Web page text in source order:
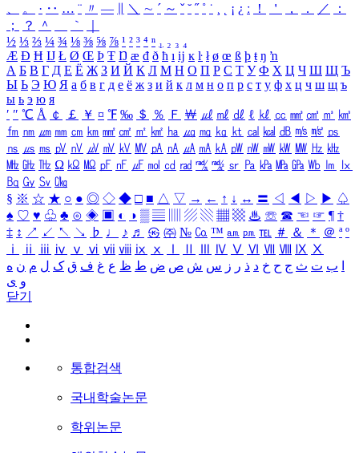
、
。 · ‥ … ¨ 〃 ― ＼ ∼ ´ ～ ˇ ˘ ˝ ˚ ˙ ¸ ¡ ¿ ː ！ ＇ ， ． ／
：
；
？ ＾ ｀
½ ⅓ ⅔ ¼ ¾ ⅛ ⅜ ⅝ ⅞ ¹ ² ³ ⁴ ⁿ ₁ ₂ ₃ ₄
Æ Ð Ħ Ĳ Ł Ø Œ Þ Ŧ Ŋ æ đ ð ħ ı ĳ ĸ ŀ ł ø œ ß þ ŧ ŋ ŉ
А Б В Г Д Е Ё Ж З И Й К Л М Н О П Р С Т У Ф Х Ц Ч Ш Щ Ъ
Ы Ь Э Ю Я а б в г д е ё ж з и й к л м н о п р с т у ф х ц ч ш щ ъ
ы ь э ю я
′ ″ ℃ Å ￠ ￡ ￥ ¤ ℉ ‰ ＄ ％ Ｆ ￦ ㎕ ㎖ ㎗ ℓ ㎘ ㏄ ㎣ ㎤ ㎥ ㎦
㎙ ㎚ ㎛ ㎜ ㎝ ㎞ ㎟ ㎠ ㎡ ㎢ ㏊ ㎍ ㎎ ㎏ ㏏ ㎈ ㎉ ㏈ ㎧ ㎨ ㎰
㎱ ㎲ ㎳ ㎴ ㎵ ㎶ ㎷ ㎸ ㎹ ㎀ ㎁ ㎂ ㎃ ㎄ ㎺ ㎻ ㎽ ㎾ ㎿ ㎐ ㎑
㎒ ㎓ ㎔ Ω ㏀ ㏁ ㎊ ㎋ ㎌ ㏖ ㏅ ㎭ ㎮ ㎯ ㏛ ㎩ ㎪ ㎫ ㎬ ㏝ ㏐
㏓
㏃ ㏉ ㏜ ㏆
§ ※ ☆ ★ ○ ● ◎ ◇ ◆ □ ■ △ ▽ → ← ↑ ↓ ↔ 〓 ◁ ◀ ▷ ▶ ♤
♠ ♡ ♥ ♧ ♣ ⊙ ◈ ▣ ◐ ◑ ▒ ▤ ▨ ▧ ▦ ▩ ♨ ☏ ☎ ☜ ☞ ¶ †
‡ ↕ ↗ ↙ ↖ ↘ ♭ ♩ ♪ ♬ ㉿ ㈜ № ㏇ ™ ㏂ ㏘ ℡ ＃ ＆ ＊ ＠ ª º
ⅰ
ⅱ ⅲ ⅳ ⅴ ⅵ ⅶ ⅷ ⅸ ⅹ Ⅳ Ⅴ Ⅵ Ⅶ Ⅷ Ⅸ Ⅹ
ب ت ث ج ح خ د ذ ر ز س ش ص ض ط ظ ع غ ف ق ک ل م ن ه
و ی
닫기
통합검색
국내학술논문
학위논문